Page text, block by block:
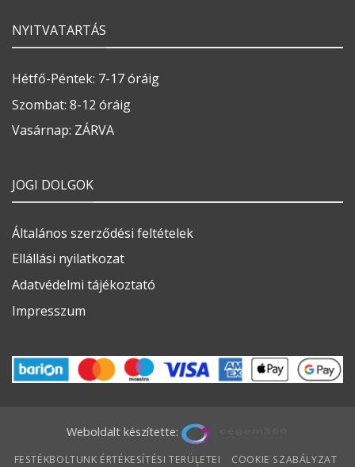
NYITVATARTÁS
Hétfő-Péntek: 7-17 óráig
Szombat: 8-12 óráig
Vasárnap: ZÁRVA
JOGI DOLGOK
Általános szerződési feltételek
Ellállási nyilatkozat
Adatvédelmi tájékoztató
Impresszum
Weboldalt készítette:
FESTÉKBOLTUNK ÉRTÉKESÍTÉSI TERÜLETEI
COOKIE SZABÁLYZAT